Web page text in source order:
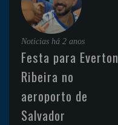
Noticias há 2 anos
Festa para Everton
Ribeira no
aeroporto de
Salvador